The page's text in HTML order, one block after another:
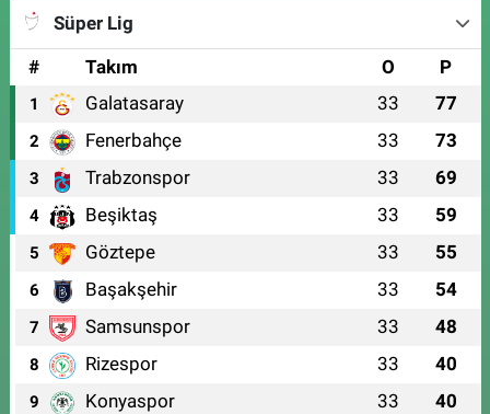
Süper Lig
#
Takım O P
1 Galatasaray 33 77
2 Fenerbahçe 33 73
3 Trabzonspor 33 69
4 Beşiktaş 33 59
5 Göztepe 33 55
6 Başakşehir 33 54
7 Samsunspor 33 48
8 Rizespor 33 40
9 Konyaspor 33 40